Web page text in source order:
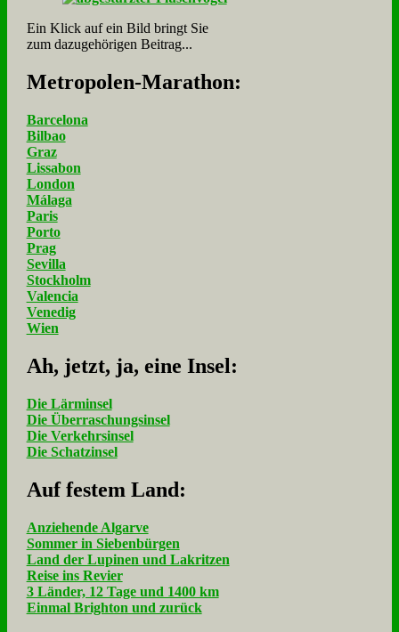
Ein Klick auf ein Bild bringt Sie
zum dazugehörigen Beitrag...
Me­tro­po­len-Ma­ra­thon:
Barcelona
Bilbao
Graz
Lissabon
London
Málaga
Paris
Porto
Prag
Sevilla
Stockholm
Valencia
Venedig
Wien
Ah, jetzt, ja, ei­ne In­sel:
Die Lärminsel
Die Überraschungsinsel
Die Verkehrsinsel
Die Schatzinsel
Auf fe­stem Land:
Anziehende Algarve
Sommer in Siebenbürgen
Land der Lupinen und Lakritzen
Reise ins Revier
3 Länder, 12 Tage und 1400 km
Einmal Brighton und zurück